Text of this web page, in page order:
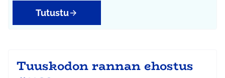
Tutustu
Tuuskodon rannan ehostus